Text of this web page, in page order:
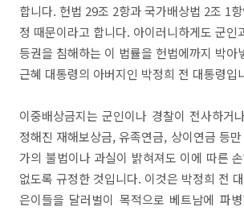
합니다. 헌법 29조 2항과 국가배상법 2조 1
정 때문이라고 합니다. 아이러니하게도 군인
등권을 침해하는 이 법률을 헌법에까지 박아
근혜 대통령의 아버지인 박정희 전 대통령입
이중배상금지는 군인이나 경찰이 전사하거
정해진 재해보상금, 유족연금, 상이연금 등
가의 불법이나 과실이 밝혀져도 이에 따른
없도록 규정한 것입니다. 이것은 박정희 전
은이들을 달러벌이 목적으로 베트남에 파